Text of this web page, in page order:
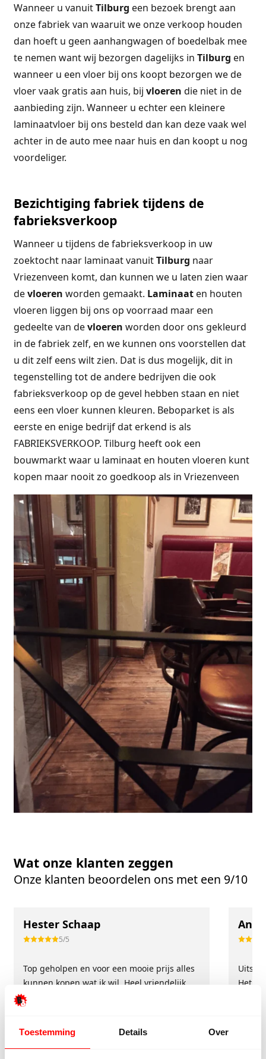
Toestemming Details Over
Wanneer u vanuitTilburg een bezoek brengt aan
onze fabriek van waaruit we onze verkoop houden
dan hoeft u geen aanhangwagen of boedelbak mee
te nemen want wij bezorgen dagelijks in Tilburg en
wanneer u een vloer bij ons koopt bezorgen we de
vloer vaak gratis aan huis, bij vloeren die niet in de
aanbieding zijn. Wanneer u echter een kleinere
laminaatvloer bij ons besteld dan kan deze vaak wel
achter in de auto mee naar huis en dan koopt u nog
voordeliger.
Bezichtiging fabriek tijdens de
fabrieksverkoop
Wanneer u tijdens de fabrieksverkoop in uw
zoektocht naar laminaat vanuitTilburg naar
Vriezenveen komt, dan kunnen we u laten zien waar
devloeren worden gemaakt. Laminaaten houten
vloeren liggen bij ons op voorraad maar een
gedeelte van devloeren worden door ons gekleurd
in de fabriek zelf, en we kunnen ons voorstellen dat
u dit zelf eens wilt zien. Dat is dus mogelijk, dit in
tegenstelling tot de andere bedrijven die ook
fabrieksverkoop op de gevel hebben staan en niet
eens een vloer kunnen kleuren. Beboparket is als
eerste en enige bedrijf dat erkend is als
FABRIEKSVERKOOP. Tilburg heeft ook een
bouwmarkt waar u laminaat en houten vloeren kunt
kopen maar nooit zo goedkoop als in Vriezenveen
Wat onze klanten zeggen
Onze klanten beoordelen ons met een 9/10
Hester Schaap
5/5
Top geholpen en voor een mooie prijs alles
kunnen kopen wat ik wil. Heel vriendelijk,
meedenkend en tegemoetkomend
Het